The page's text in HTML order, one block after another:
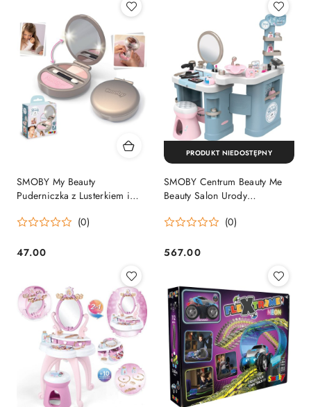
SMOBY My Beauty
Puderniczka z Lusterkiem i
(0)
Cena:
47.00
SMOBY Centrum Beauty Me
Beauty Salon Urody
(0)
Cena:
567.00
PRODUKT NIEDOSTĘPNY